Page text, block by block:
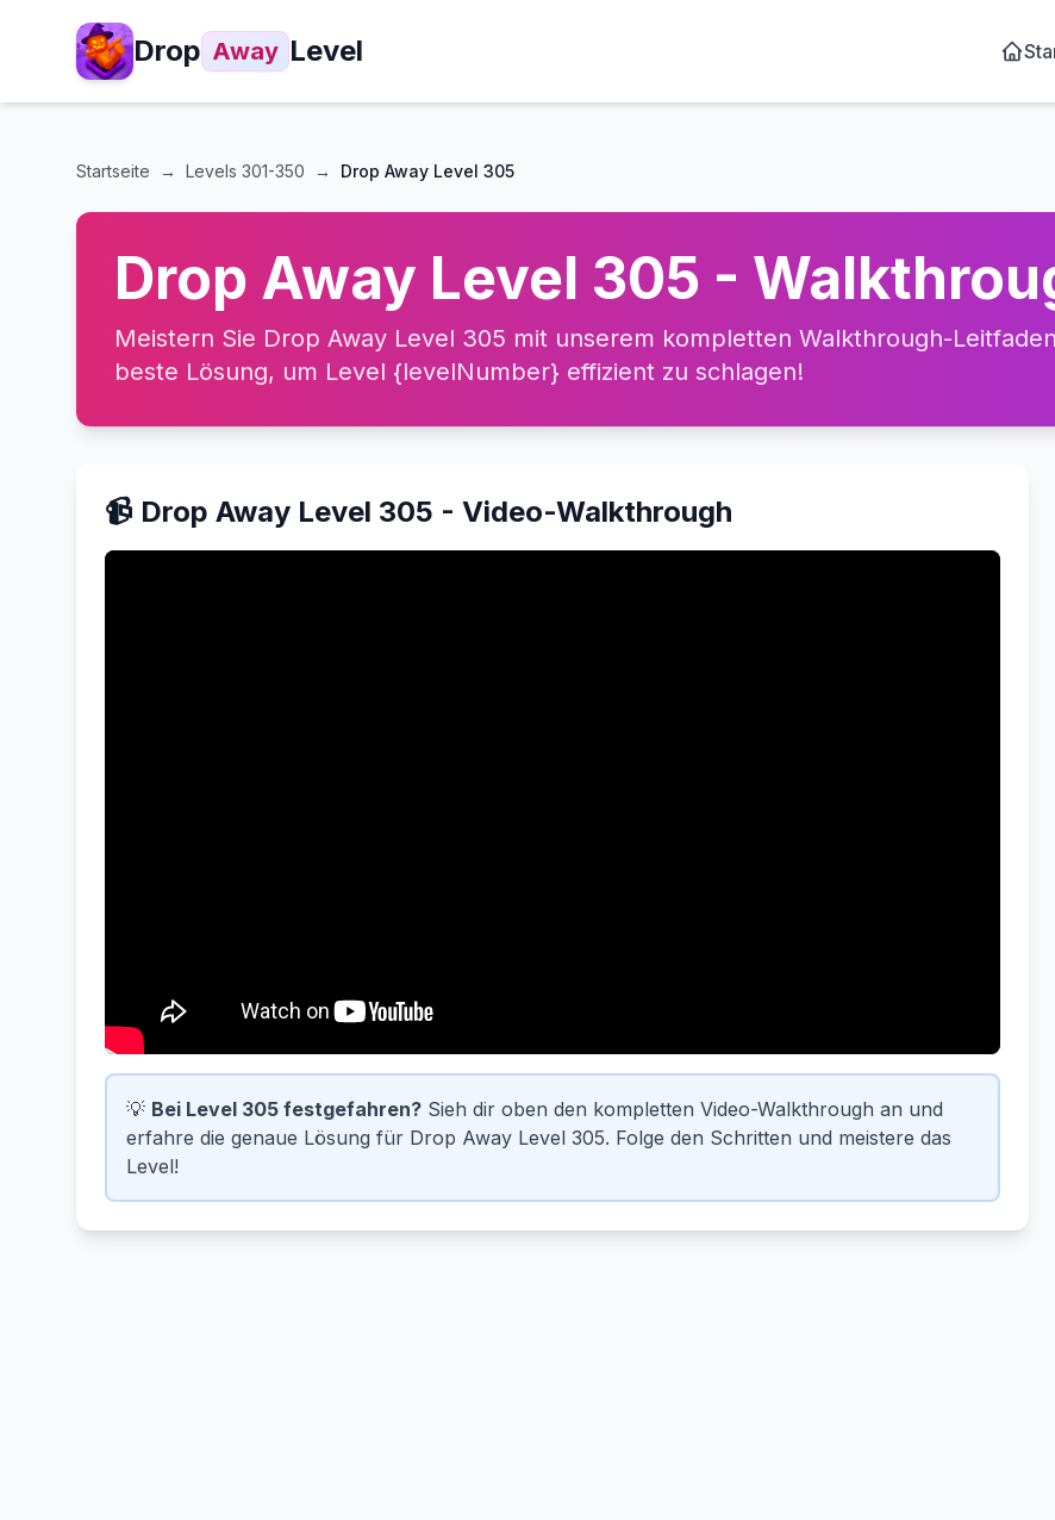
Drop Away Level
Startseite → Levels 301-350 → Drop Away Level 305
Drop Away Level 305 -
Meistern Sie Drop Away Level 305 mit unserem kompletten Walkthrough-
beste Lösung, um Level {levelNumber} effizient zu schlagen!
📹 Drop Away Level 305 - Video-Walkthrough
💡 Bei Level 305 festgefahren? Sieh dir oben den kompletten Video-Walkthrough an und
erfahre die genaue Lösung für Drop Away Level 305. Folge den Schritten und meistere das
Level!